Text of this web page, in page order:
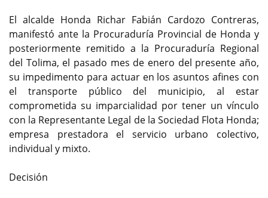
El alcalde Honda Richar Fabián Cardozo Contreras,
manifestó ante la Procuraduría Provincial de Honda y
posteriormente remitido a la Procuraduría Regional
del Tolima, el pasado mes de enero del presente año,
su impedimento para actuar en los asuntos afines con
el transporte público del municipio, al estar
comprometida su imparcialidad por tener un vínculo
con la Representante Legal de la Sociedad Flota Honda;
empresa prestadora el servicio urbano colectivo,
individual y mixto.
Decisión